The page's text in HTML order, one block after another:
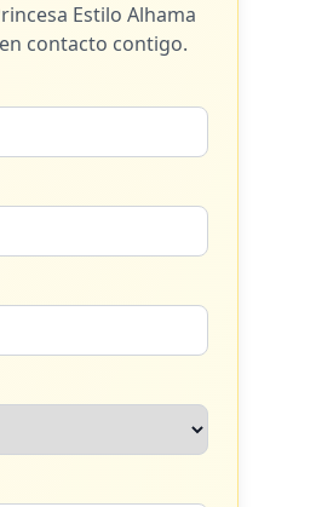
Estilo Alhama
contacto contigo.